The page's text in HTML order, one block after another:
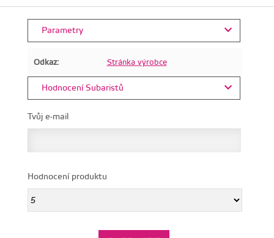
Parametry
Odkaz: Stránka výrobce
Hodnocení Subaristů
Tvůj e-mail
Hodnocení produktu